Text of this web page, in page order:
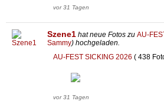
vor 31 Tagen
Szene1 hat neue Fotos zu AU-
Sammy) hochgeladen.
AU-FEST SICKING 2026 ( 438
vor 31 Tagen